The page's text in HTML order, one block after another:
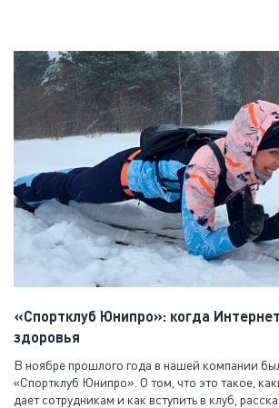
«Спортклуб Юнипро»: когда
здоровья
В ноябре прошлого года в нашей компании
«Спортклуб Юнипро». О том, что это такое,
дает сотрудникам и как вступить в клуб,